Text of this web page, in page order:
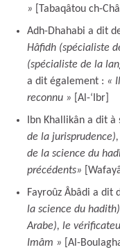
» [Tabaqâtou ch-
Adh-Dhahabi a dit
Hâfidh (spécialiste
(spécialiste de la
a dit également : «
reconnu » [Al-‘Ibr]
Ibn Khallikân a dit à
de la
de la science du
précédents»
Fayroûz Âbâdi a dit
la science du
Arabe), le
Imâm »
[Al-